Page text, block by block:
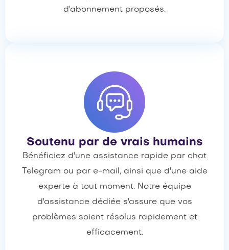
d'abonnement proposés.
Soutenu par de vrais humains
Bénéficiez d'une assistance rapide par chat
Telegram ou par e-mail, ainsi que d'une aide
experte à tout moment. Notre équipe
d'assistance dédiée s'assure que vos
problèmes soient résolus rapidement et
efficacement.